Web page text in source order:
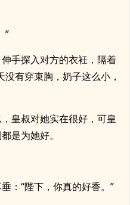
”
手探入对方的衣衽，隔着
有穿束胸，奶子这么小，
皇叔对她实在很好，可皇
是为她好。
：“陛下，你真的好香。”